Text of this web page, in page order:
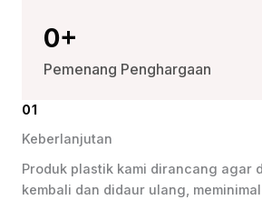
0+
Pemenang Penghargaan
01
Keberlanjutan
Produk plastik kami dirancang agar
kembali dan didaur ulang,